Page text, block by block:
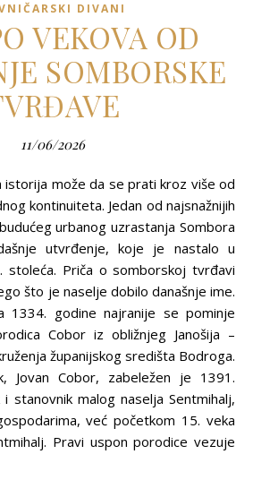
DIVANI
VEKOVA OD
SOMBORSKE
11/06/2026
kontinuiteta. Jedan od najsnažnijih
urbanog uzrastanja Sombora
utvrđenje, koje je nastalo u
stoleća. Priča o somborskoj tvrđavi
što je naselje dobilo današnje ime.
1334. godine najranije se pominje
Cobor iz obližnjeg Janošija –
županijskog središta Bodroga.
Jovan Cobor, zabeležen je 1391.
stanovnik malog naselja Sentmihalj,
već početkom 15. veka
Pravi uspon porodice vezuje